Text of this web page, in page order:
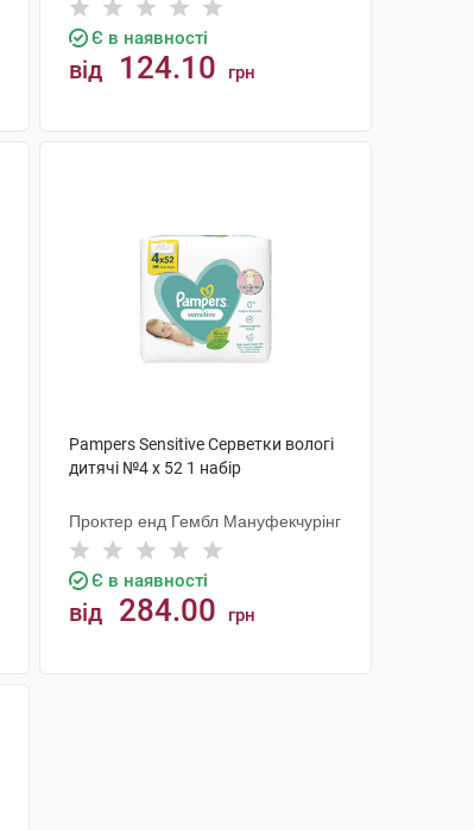
Є в наявності
від 124.10 грн
Pampers Sensitive Серветки вологі
дитячі №4 х 52 1 набір
Проктер енд Гембл Мануфекчурінг
Є в наявності
від 284.00 грн